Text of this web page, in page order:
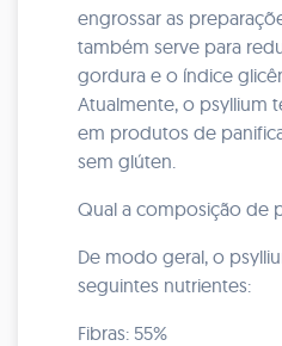
engrossar as
também serve para
gordura e o índice
Atualmente, o psyllium
em produtos de
sem glúten.
Qual a composição de
De modo geral, o
seguintes nutrientes:
Fibras: 55%